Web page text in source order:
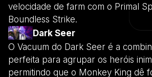
velocidade de farm com o Primal
Boundless Strike.
Dark Seer
O Vacuum do Dark Seer é a
perfeita para agrupar os heróis
permitindo que o Monkey King dê